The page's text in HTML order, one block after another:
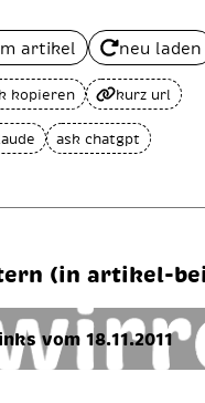
artikel neu laden
kopieren kurz url
ask chatgpt
(in artikel-
vom 18.11.2011